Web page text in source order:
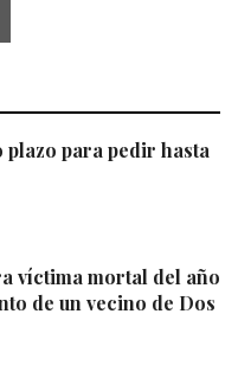
plazo para pedir hasta
víctima mortal del año
de un vecino de Dos